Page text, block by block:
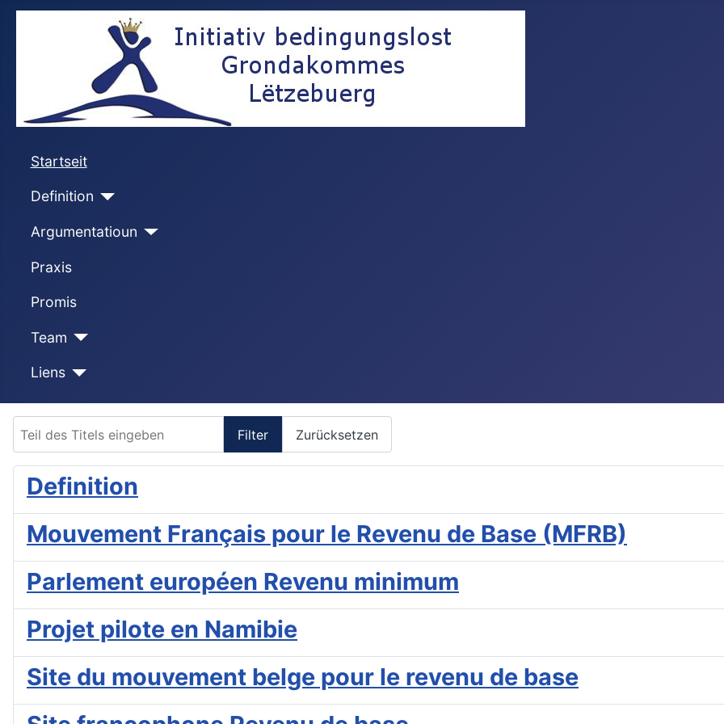
Startseit
Definition
Argumentatioun
Praxis
Promis
Team
Liens
Filter Zurücksetzen
Definition
Mouvement Français pour le Revenu de Base (MFRB)
Parlement européen Revenu minimum
Projet pilote en Namibie
Site du mouvement belge pour le revenu de base